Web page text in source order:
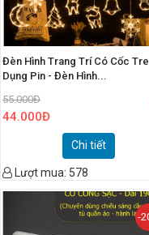
Đèn Hình Trang Trí Có Cốc
Dụng Pin - Đèn Hình...
55.000Đ
44.000Đ
Chi tiết
Lượt mua: 578
-